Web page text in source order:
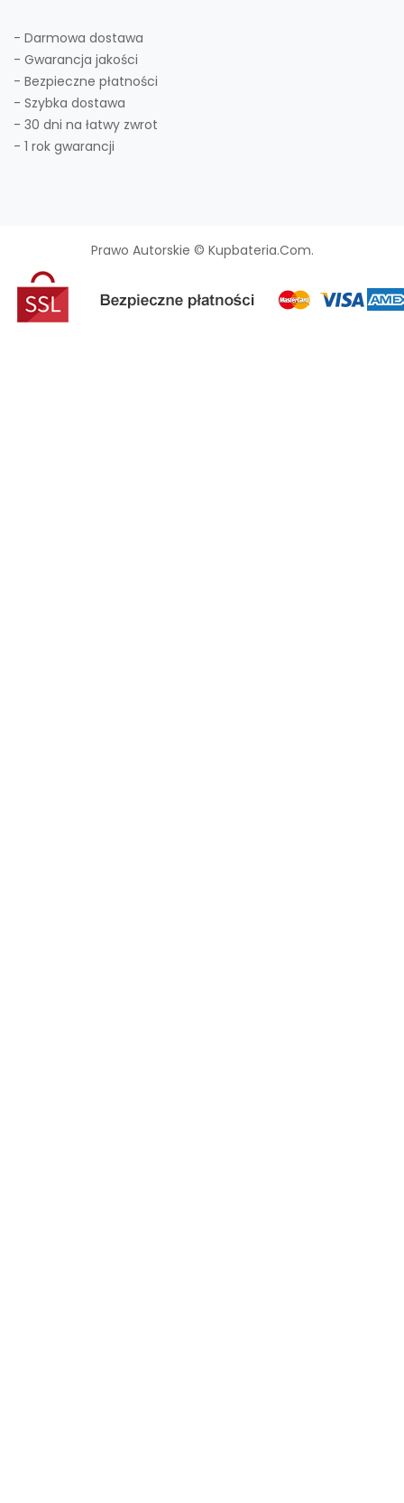
- Darmowa dostawa
- Gwarancja jakości
- Bezpieczne płatności
- Szybka dostawa
- 30 dni na łatwy zwrot
- 1 rok gwarancji
Prawo Autorskie © Kupbateria.com.